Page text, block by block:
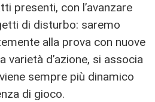
presenti, con l’avanzare
di disturbo: saremo
alla prova con nuove
varietà d’azione, si associa
sempre più dinamico
di gioco.